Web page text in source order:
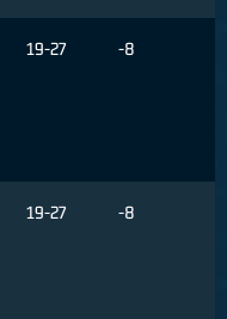
19-27 -8
19-27 -8